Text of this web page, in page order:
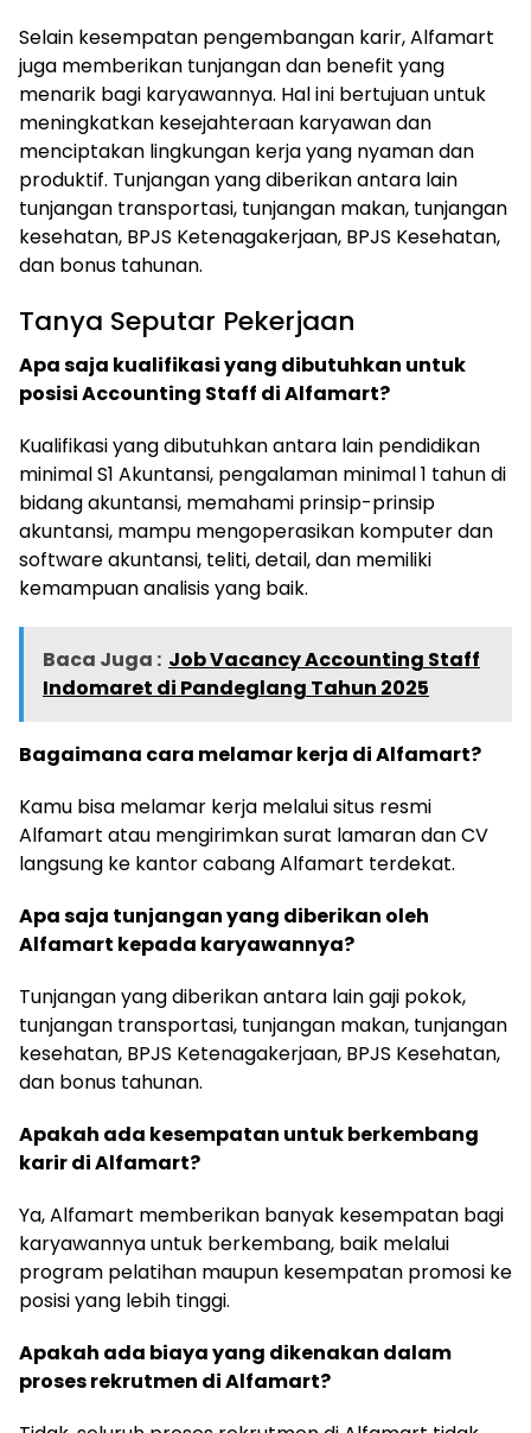
Selain kesempatan pengembangan karir, Alfamart
juga memberikan tunjangan dan benefit yang
menarik bagi karyawannya. Hal ini bertujuan untuk
meningkatkan kesejahteraan karyawan dan
menciptakan lingkungan kerja yang nyaman dan
produktif. Tunjangan yang diberikan antara lain
tunjangan transportasi, tunjangan makan, tunjangan
kesehatan, BPJS Ketenagakerjaan, BPJS Kesehatan,
dan bonus tahunan.
Tanya Seputar Pekerjaan
Apa saja kualifikasi yang dibutuhkan untuk
posisi Accounting Staff di Alfamart?
Kualifikasi yang dibutuhkan antara lain pendidikan
minimal S1 Akuntansi, pengalaman minimal 1 tahun di
bidang akuntansi, memahami prinsip-prinsip
akuntansi, mampu mengoperasikan komputer dan
software akuntansi, teliti, detail, dan memiliki
kemampuan analisis yang baik.
Baca Juga : Job Vacancy Accounting Staff
Indomaret di Pandeglang Tahun 2025
Bagaimana cara melamar kerja di Alfamart?
Kamu bisa melamar kerja melalui situs resmi
Alfamart atau mengirimkan surat lamaran dan CV
langsung ke kantor cabang Alfamart terdekat.
Apa saja tunjangan yang diberikan oleh
Alfamart kepada karyawannya?
Tunjangan yang diberikan antara lain gaji pokok,
tunjangan transportasi, tunjangan makan, tunjangan
kesehatan, BPJS Ketenagakerjaan, BPJS Kesehatan,
dan bonus tahunan.
Apakah ada kesempatan untuk berkembang
karir di Alfamart?
Ya, Alfamart memberikan banyak kesempatan bagi
karyawannya untuk berkembang, baik melalui
program pelatihan maupun kesempatan promosi ke
posisi yang lebih tinggi.
Apakah ada biaya yang dikenakan dalam
proses rekrutmen di Alfamart?